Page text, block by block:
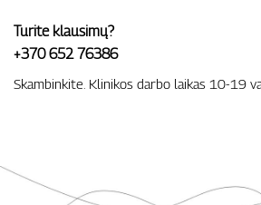
Turite klausimų?
+370 652 76386
Skambinkite. Klinikos darbo laikas 10-19